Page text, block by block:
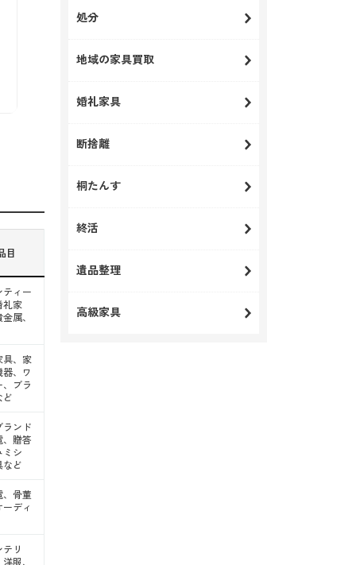
目
ティー
礼家
属、
具、家
、ワ
ブラ
ど
ランド
、贈答
ミシ
など
、骨董
ディ
リ
服、
処分
地域の家具買取
婚礼家具
断捨離
桐たんす
終活
遺品整理
高級家具